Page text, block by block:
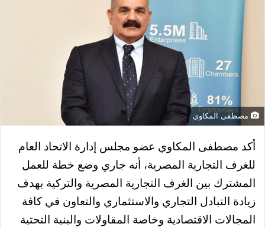
مصطفى المكاوي
أكد مصطفى المكاوي عضو مجلس إدارة الاتحاد العام
للغرف التجارية المصرية، أنه جاري وضع خطة للعمل
المشترك بين الغرف التجارية المصرية والتركية بهدف
زيادة التبادل التجاري والاستثماري والتعاون في كافة
المجالات الاقتصادية وخاصة المقاولات والبنية التحتية